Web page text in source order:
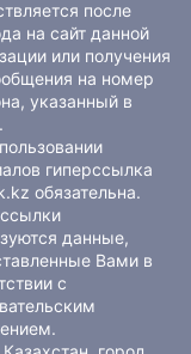
после
на сайт данной
или получения
на номер
указанный в
гиперссылка
обязательна.
данные,
Вами в
с
.